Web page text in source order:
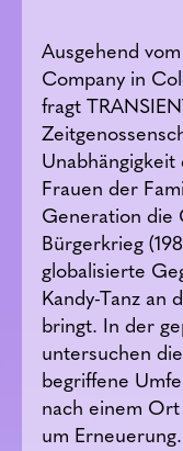
Ausgehend
Company in
fragt
Frauen der
Generation die
Bürgerkrieg
globalisierte
Kandy-Tanz an
bringt. In der
untersuchen
begriffene
nach einem
um Erneuerung.